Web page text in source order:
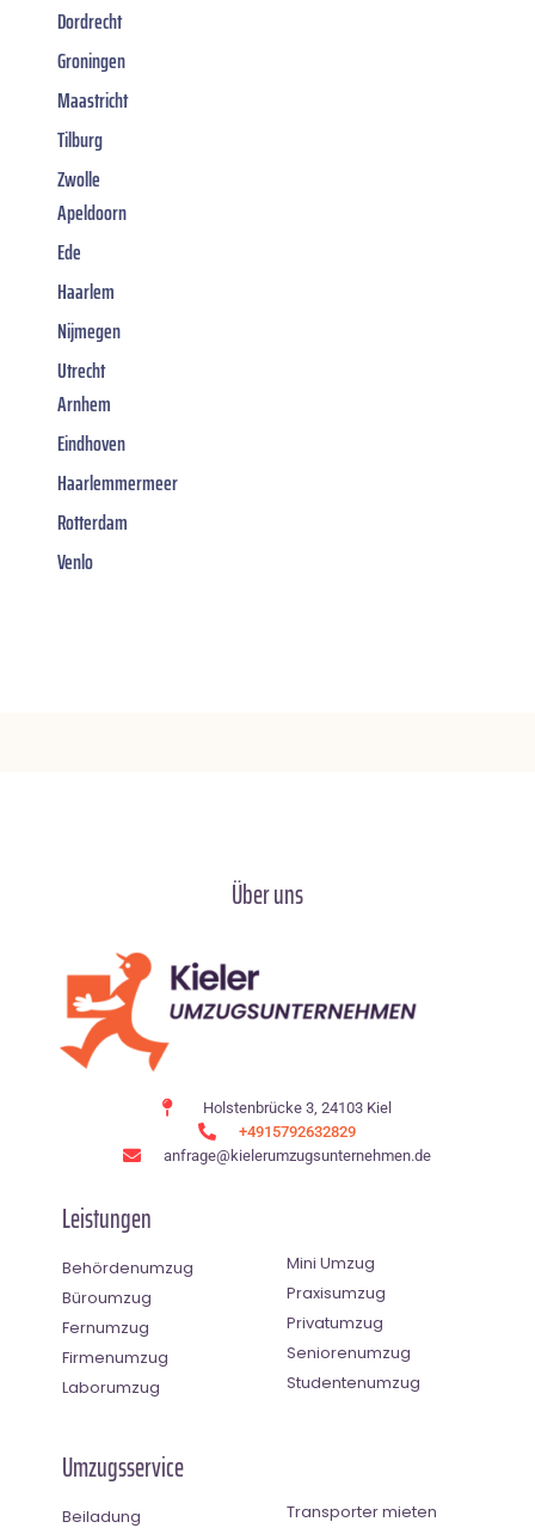
Dordrecht
Groningen
Maastricht
Tilburg
Zwolle
Apeldoorn
Ede
Haarlem
Nijmegen
Utrecht
Arnhem
Eindhoven
Haarlemmermeer
Rotterdam
Venlo
Über uns
Holstenbrücke 3, 24103 Kiel
+4915792632829
anfrage@kielerumzugsunternehmen.de
Leistungen
Behördenumzug
Büroumzug
Fernumzug
Firmenumzug
Laborumzug
Mini Umzug
Praxisumzug
Privatumzug
Seniorenumzug
Studentenumzug
Umzugsservice
Beiladung Transporter mieten